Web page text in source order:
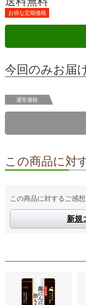
お得な定期価格
今回のみお届
通常価格
この商品に対
この商品に対するご感
新規